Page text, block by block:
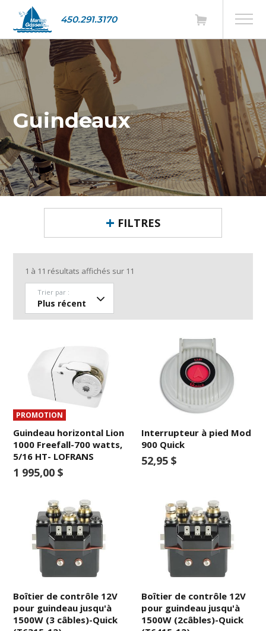
450.291.3170
Guindeaux
FILTRES
1 à 11 résultats affichés sur 11
Trier par :
PROMOTION
Guindeau horizontal Lion
1000 Freefall-700 watts,
5/16 HT- LOFRANS
1 995,00 $
Interrupteur à pied Mod
900 Quick
52,95 $
Boîtier de contrôle 12V
pour guindeau jusqu'à
1500W (3 câbles)-Quick
Boîtier de contrôle 12V
pour guindeau jusqu'à
1500W (2câbles)-Quick